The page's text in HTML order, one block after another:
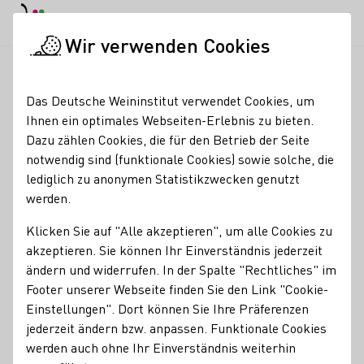
Neue Social-Media-
Leitlinien in Kraft
31.07.24
der Social-Media-Leitlinien für Hersteller alkoholhaltiger
Getränke in Kraft. Darüber informiert der Deutsche
Werberat des Zentralverbands der deutschen
Werbewirtschaft e.V. (ZAW).
Branchennews
Wir verwenden Cookies
Das Deutsche Weininstitut verwendet Cookies, um
Ihnen ein optimales Webseiten-Erlebnis zu bieten.
Dazu zählen Cookies, die für den Betrieb der Seite
notwendig sind (funktionale Cookies) sowie solche, die
lediglich zu anonymen Statistikzwecken genutzt
werden.
Klicken Sie auf "Alle akzeptieren", um alle Cookies zu
akzeptieren. Sie können Ihr Einverständnis jederzeit
ändern und widerrufen. In der Spalte "Rechtliches" im
Footer unserer Webseite finden Sie den Link "Cookie-
Einstellungen". Dort können Sie Ihre Präferenzen
jederzeit ändern bzw. anpassen. Funktionale Cookies
werden auch ohne Ihr Einverständnis weiterhin